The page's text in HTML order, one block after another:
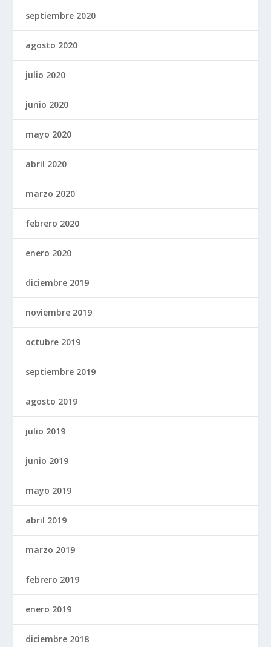
septiembre 2020
agosto 2020
julio 2020
junio 2020
mayo 2020
abril 2020
marzo 2020
febrero 2020
enero 2020
diciembre 2019
noviembre 2019
octubre 2019
septiembre 2019
agosto 2019
julio 2019
junio 2019
mayo 2019
abril 2019
marzo 2019
febrero 2019
enero 2019
diciembre 2018